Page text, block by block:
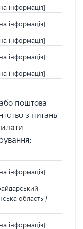
інформація]
інформація]
інформація]
інформація]
інформація]
поштова
з питань
інформація]
область /
інформація]